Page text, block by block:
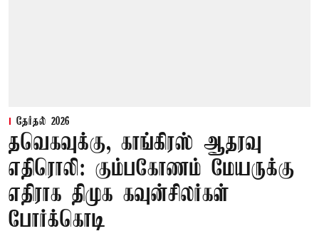
தேர்தல் 2026
தவெகவுக்கு, காங்கிரஸ் ஆதரவு
எதிரொலி: கும்பகோணம் மேயருக்கு
எதிராக திமுக கவுன்சிலர்கள்
போர்க்கொடி